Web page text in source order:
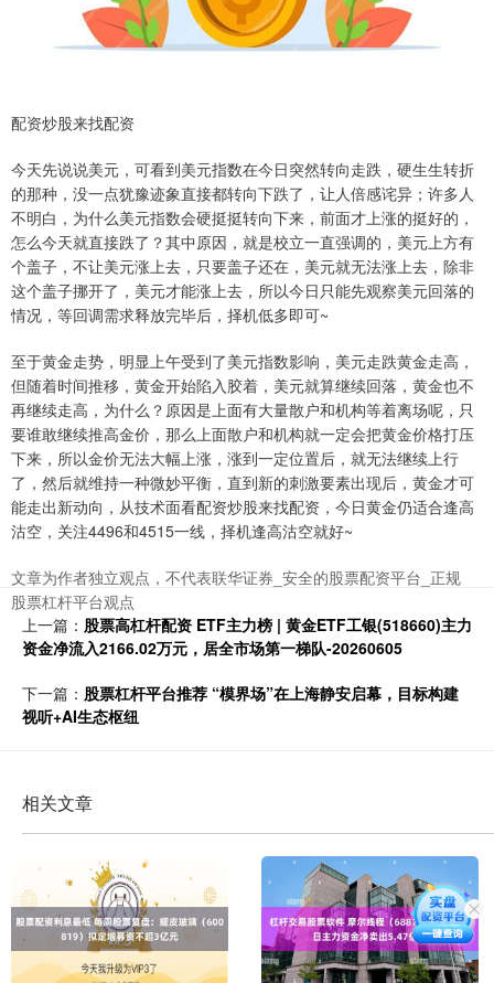
配资炒股来找配资
今天先说说美元，可看到美元指数在今日突然转向走跌，硬生生转折
的那种，没一点犹豫迹象直接都转向下跌了，让人倍感诧异；许多人
不明白，为什么美元指数会硬挺挺转向下来，前面才上涨的挺好的，
怎么今天就直接跌了？其中原因，就是校立一直强调的，美元上方有
个盖子，不让美元涨上去，只要盖子还在，美元就无法涨上去，除非
这个盖子挪开了，美元才能涨上去，所以今日只能先观察美元回落的
情况，等回调需求释放完毕后，择机低多即可~
至于黄金走势，明显上午受到了美元指数影响，美元走跌黄金走高，
但随着时间推移，黄金开始陷入胶着，美元就算继续回落，黄金也不
再继续走高，为什么？原因是上面有大量散户和机构等着离场呢，只
要谁敢继续推高金价，那么上面散户和机构就一定会把黄金价格打压
下来，所以金价无法大幅上涨，涨到一定位置后，就无法继续上行
了，然后就维持一种微妙平衡，直到新的刺激要素出现后，黄金才可
能走出新动向，从技术面看配资炒股来找配资，今日黄金仍适合逢高
沽空，关注4496和4515一线，择机逢高沽空就好~
文章为作者独立观点，不代表联华证券_安全的股票配资平台_正规
股票杠杆平台观点
上一篇： 股票高杠杆配资 ETF主力榜 | 黄金ETF工银(518660)主力
资金净流入2166.02万元，居全市场第一梯队-20260605
下一篇： 股票杠杆平台推荐 “模界场”在上海静安启幕，目标构建
视听+AI生态枢纽
相关文章